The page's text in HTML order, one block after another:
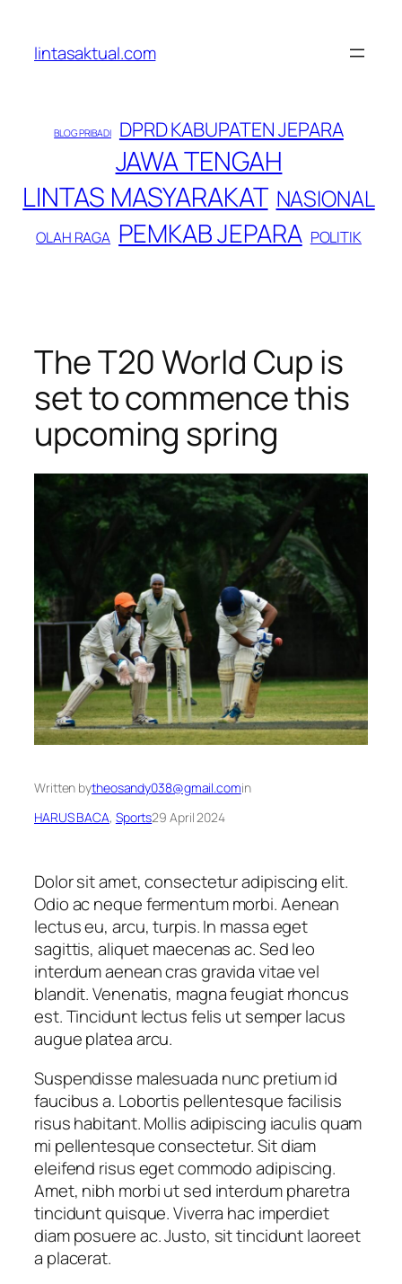
konten
lintasaktual.com
BLOG PRIBADI DPRD KABUPATEN JEPARA
JAWA TENGAH
LINTAS MASYARAKAT NASIONAL
OLAH RAGA PEMKAB JEPARA POLITIK
The T20 World Cup is
set to commence this
upcoming spring
Written bytheosandy038@gmail.comin
HARUS BACA, Sports29 April 2024
Dolor sit amet, consectetur adipiscing elit.
Odio ac neque fermentum morbi. Aenean
lectus eu, arcu, turpis. In massa eget
sagittis, aliquet maecenas ac. Sed leo
interdum aenean cras gravida vitae vel
blandit. Venenatis, magna feugiat rhoncus
est. Tincidunt lectus felis ut semper lacus
augue platea arcu.
Suspendisse malesuada nunc pretium id
faucibus a. Lobortis pellentesque facilisis
risus habitant. Mollis adipiscing iaculis quam
mi pellentesque consectetur. Sit diam
eleifend risus eget commodo adipiscing.
Amet, nibh morbi ut sed interdum pharetra
tincidunt quisque. Viverra hac imperdiet
diam posuere ac. Justo, sit tincidunt laoreet
a placerat.